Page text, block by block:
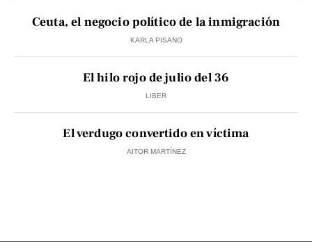
Ceuta, el negocio político de la inmigración
KARLA PISANO
El hilo rojo de julio del 36
LIBER
El verdugo convertido en víctima
AITOR MARTÍNEZ